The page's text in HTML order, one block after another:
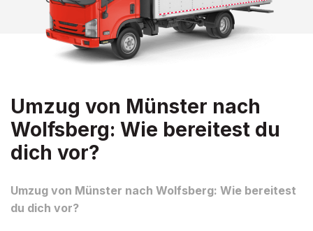
Umzug von Münster nach
Wolfsberg: Wie bereitest du
dich vor?
Umzug von Münster nach Wolfsberg: Wie bereitest
du dich vor?